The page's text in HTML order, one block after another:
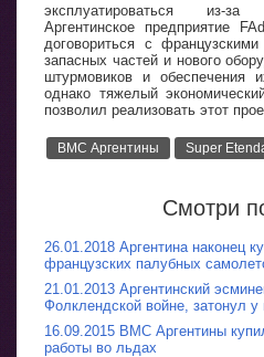
эксплуатироваться из-за
Аргентинское предприятие
договориться с
запасных частей и нового
штурмовиков и обеспечения
однако тяжелый
позволил реализовать этот
ВМС Аргентины Super
Смотри
26.01.2018 Аргентина наконец
французских палубных
21.01.2013 Аргентинский
Фолклендской войне, затонул у
16.09.2015 ВМС Аргентины
работы во льдах